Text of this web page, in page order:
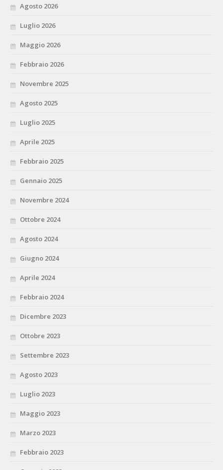
Agosto 2026
Luglio 2026
Maggio 2026
Febbraio 2026
Novembre 2025
Agosto 2025
Luglio 2025
Aprile 2025
Febbraio 2025
Gennaio 2025
Novembre 2024
Ottobre 2024
Agosto 2024
Giugno 2024
Aprile 2024
Febbraio 2024
Dicembre 2023
Ottobre 2023
Settembre 2023
Agosto 2023
Luglio 2023
Maggio 2023
Marzo 2023
Febbraio 2023